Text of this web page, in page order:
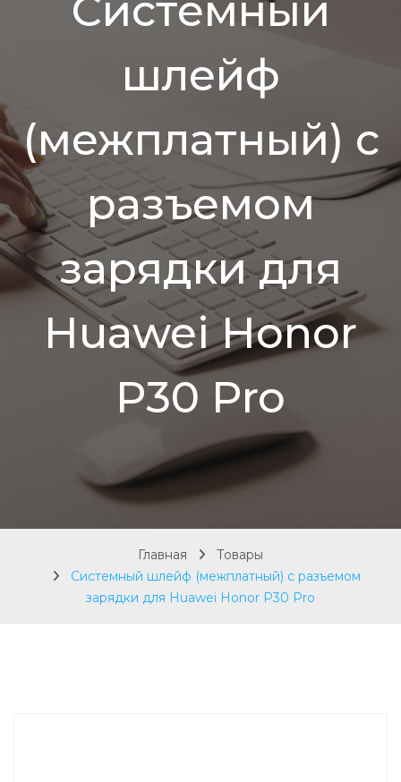
Системный
шлейф
(межплатный) с
разъемом
зарядки для
Huawei Honor
P30 Pro
Главная
Товары
Системный шлейф (межплатный) с разъемом
зарядки для Huawei Honor P30 Pro